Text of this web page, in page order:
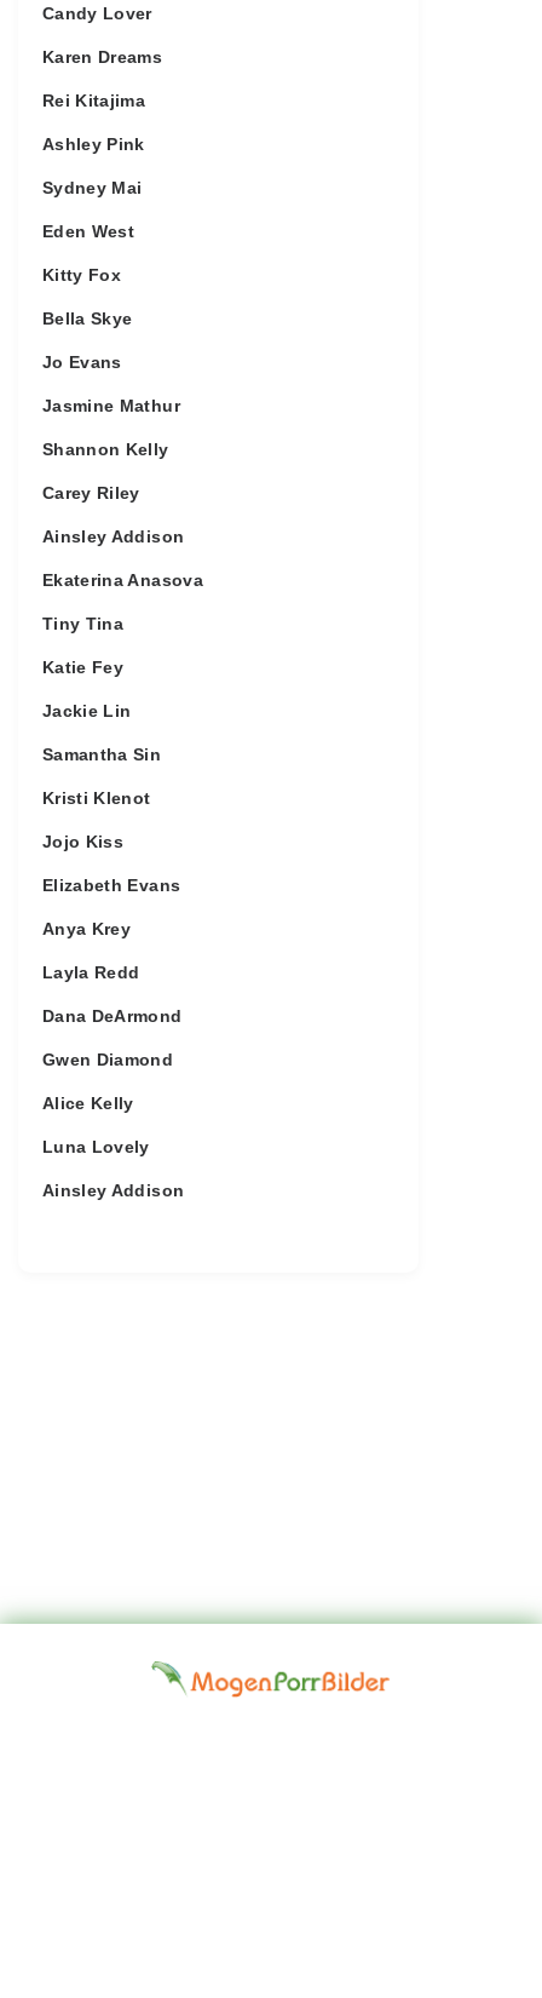
Candy Lover
Karen Dreams
Rei Kitajima
Ashley Pink
Sydney Mai
Eden West
Kitty Fox
Bella Skye
Jo Evans
Jasmine Mathur
Shannon Kelly
Carey Riley
Ainsley Addison
Ekaterina Anasova
Tiny Tina
Katie Fey
Jackie Lin
Samantha Sin
Kristi Klenot
Jojo Kiss
Elizabeth Evans
Anya Krey
Layla Redd
Dana DeArmond
Gwen Diamond
Alice Kelly
Luna Lovely
Ainsley Addison